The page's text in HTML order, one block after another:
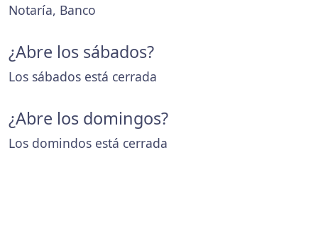
Notaría, Banco
¿Abre los sábados?
Los sábados está cerrada
¿Abre los domingos?
Los domindos está cerrada